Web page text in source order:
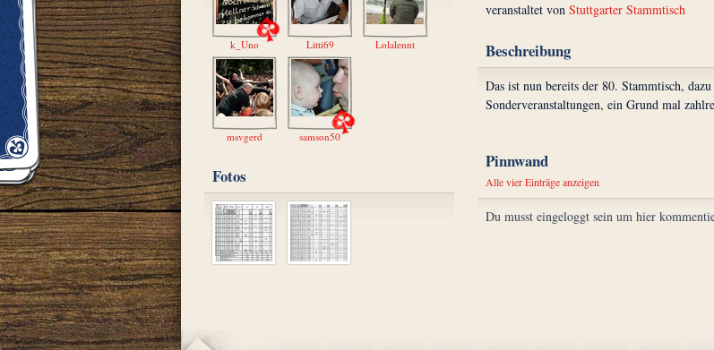
k_Uno Litti69 Lolalennt
msvgerd samson50
Fotos
veranstaltet von Stuttgarter Stammtisch
Beschreibung
Das ist nun bereits der 80. Stammtisch,
Sonderveranstaltungen, ein Grund mal
Pinnwand
Alle vier Einträge anzeigen
Du musst eingeloggt sein um hier